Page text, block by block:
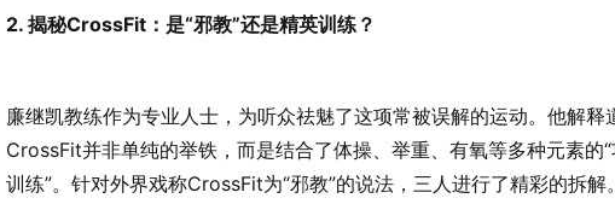
2. 揭秘CrossFit：是“邪教”还是精英训练？
廉继凯教练作为专业人士，为听众祛魅了这项常被误解的运动。他解释
CrossFit并非单纯的举铁，而是结合了体操、举重、有氧等多种元素的
训练”。针对外界戏称CrossFit为“邪教”的说法，三人进行了精彩的拆解